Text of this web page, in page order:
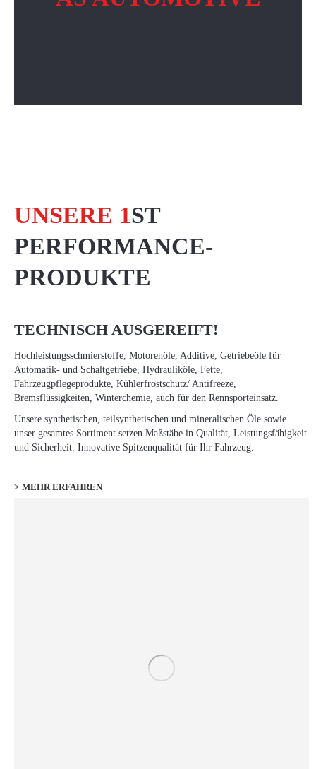
UNSERE 1ST
PERFORMANCE-
PRODUKTE
TECHNISCH AUSGEREIFT!
Hochleistungsschmierstoffe, Motorenöle, Additive, Getriebeöle für
Automatik- und Schaltgetriebe, Hydrauliköle, Fette,
Fahrzeugpflegeprodukte, Kühlerfrostschutz/ Antifreeze,
Bremsflüssigkeiten, Winterchemie, auch für den Rennsporteinsatz.
Unsere synthetischen, teilsynthetischen und mineralischen Öle sowie
unser gesamtes Sortiment setzen Maßstäbe in Qualität, Leistungsfähigkeit
und Sicherheit. Innovative Spitzenqualität für Ihr Fahrzeug.
MEHR ERFAHREN